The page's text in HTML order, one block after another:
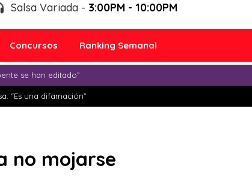
Salsa Variada - 3:00PM - 10:00PM
Concursos Ranking Semanal
se han editado”
“Es una difamación”
no mojarse